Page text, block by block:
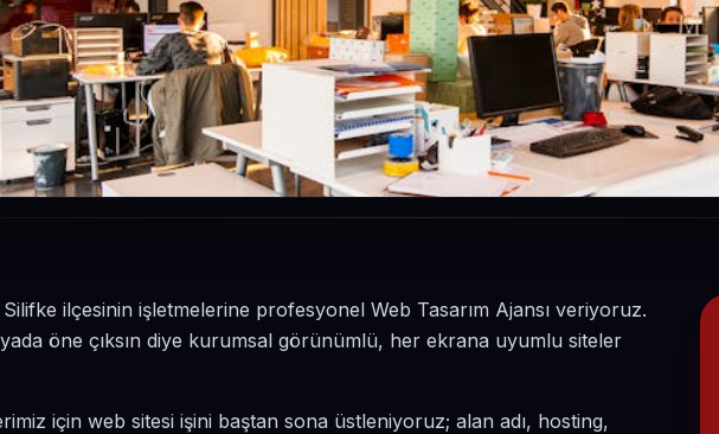
ilçesinin işletmelerine profesyonel Web Tasarım Ajansı veriyoruz.
öne çıksın diye kurumsal görünümlü, her ekrana uyumlu siteler
için web sitesi işini baştan sona üstleniyoruz; alan adı, hosting,